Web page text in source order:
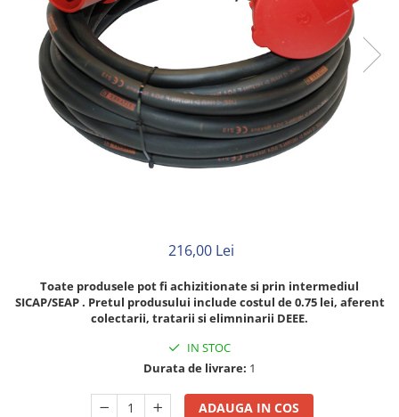
Neopren
Siliconice
216,00 Lei
Toate produsele pot fi achizitionate si prin intermediul
SICAP/SEAP . Pretul produsului include costul de 0.75 lei, aferent
colectarii, tratarii si elimninarii DEEE.
IN STOC
Durata de livrare: 1
ADAUGA IN COS